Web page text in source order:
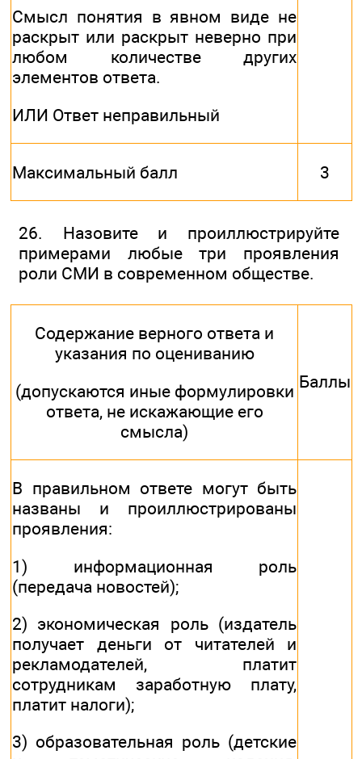
Смысл понятия в явном виде не
раскрыт или раскрыт неверно при
любом количестве других
элементов ответа.
ИЛИ Ответ неправильный
Максимальный балл 3
26. Назовите и проиллюстрируйте
примерами любые три проявления
роли СМИ в современном обществе.
Содержание верного ответа и
указания по оцениванию
(допускаются иные формулировки
ответа, не искажающие его
смысла)
Баллы
В правильном ответе могут быть
названы и проиллюстрированы
проявления:
1) информационная роль
(передача новостей);
2) экономическая роль (издатель
получает деньги от читателей и
рекламодателей, платит
сотрудникам заработную плату,
платит налоги);
3) образовательная роль (детские